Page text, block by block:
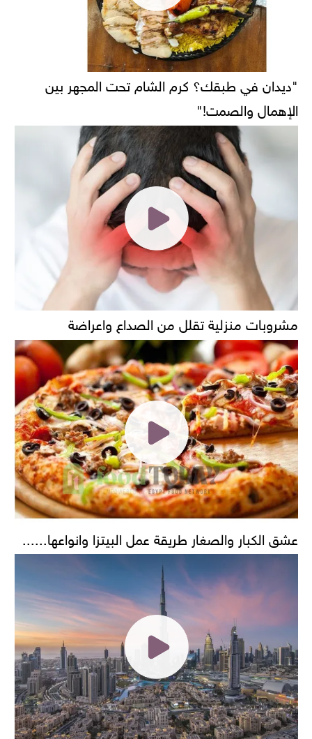
"ديدان في طبقك؟ كرم الشام تحت المجهر بين
الإهمال والصمت!"
مشروبات منزلية تقلل من الصداع واعراضة
عشق الكبار والصغار طريقة عمل البيتزا وانواعها......